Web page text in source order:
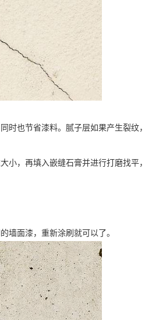
时也节省漆料。腻子层如果产生裂纹，
小，再填入嵌缝石膏并进行打磨找平，
墙面漆，重新涂刷就可以了。